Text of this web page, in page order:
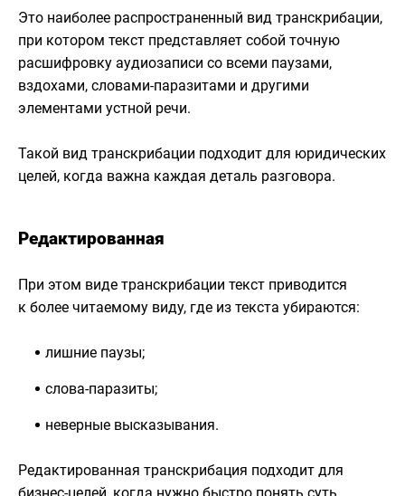
Это наиболее распространенный вид транскрибации,
при котором текст представляет собой точную
расшифровку аудиозаписи со всеми паузами,
вздохами, словами-паразитами и другими
элементами устной речи.
Такой вид транскрибации подходит для юридических
целей, когда важна каждая деталь разговора.
Редактированная
При этом виде транскрибации текст приводится
к более читаемому виду, где из текста убираются:
лишние паузы;
слова-паразиты;
неверные высказывания.
Редактированная транскрибация подходит для
бизнес-целей, когда нужно быстро понять суть